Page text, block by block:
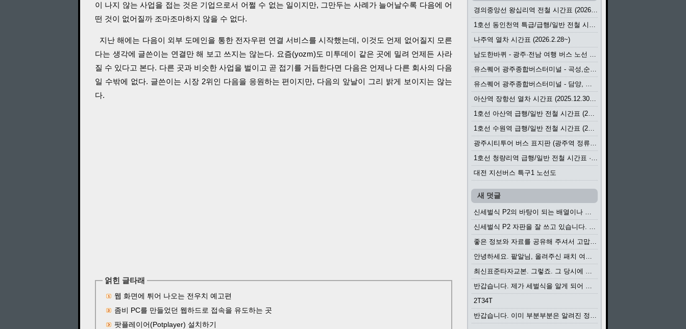
이 나지 않는 사업을 접는 것은 기업으로서 어쩔 수 없는 일이지만, 그만두는 사례가 늘어날수록 다음에 어
떤 것이 없어질까 조마조마하지 않을 수 없다.
지난 해에는 다음이 외부 도메인을 통한 전자우편 연결 서비스를 시작했는데, 이것도 언제 없어질지 모른
다는 생각에 글쓴이는 연결만 해 보고 쓰지는 않는다. 요즘(yozm)도 미투데이 같은 곳에 밀려 언제든 사라
질 수 있다고 본다. 다른 곳과 비슷한 사업을 벌이고 곧 접기를 거듭한다면 다음은 언제나 다른 회사의 다음
일 수밖에 없다. 글쓴이는 시장 2위인 다음을 응원하는 편이지만, 다음의 앞날이 그리 밝게 보이지는 않는
다.
얽힌 글타래
웹 화면에 튀어 나오는 전우치 예고편
좀비 PC를 만들었던 웹하드로 접속을 유도하는 곳
팟플레이어(Potplayer) 설치하기
경의중앙선 왕십리역 전철 시간표 (2026.4.20~)
1호선 동인천역 특급/급행/일반 전철 시간표 (2026.2.28~)
나주역 열차 시간표 (2026.2.28~)
남도한바퀴 - 광주·전남 여행 버스 노선 (2026.3.1~5.31)
유스퀘어 광주종합버스터미널 - 곡성,순천／화순,보성,율포 방면 시외버스 시간표 (2026.1.31)
유스퀘어 광주종합버스터미널 - 담양, 순창, 남원, 무주, 장수, 거창, 대구 방면 시외버스 시간표 (2026...
아산역 장항선 열차 시간표 (2025.12.30 기준) (무궁화호, ITX-마음, 새마을호, 서해금빛열차)
1호선 아산역 급행/일반 전철 시간표 (2025.12.30~)
1호선 수원역 급행/일반 전철 시간표 (2025.12.30~)
광주시티투어 버스 표지판 (광주역 정류장) (2024?)
1호선 청량리역 급행/일반 전철 시간표 · 노선도 (2025.12.30~)
대전 지선버스 특구1 노선도
새 덧글
신세벌식 P2의 바탕이 되는 배열이나 주요 기능...
신세벌식 P2 자판을 잘 쓰고 있습니다. 쓰기 편리...
좋은 정보와 자료를 공유해 주셔서 고맙습니다....
안녕하세요. 팥알님, 올려주신 패치 여러모로 감사...
최신표준타자교본. 그렇죠. 그 당시에 최신 표준...
반갑습니다. 제가 세벌식을 알게 되어 세벌식 써...
2T34T
반갑습니다. 이미 부분부분은 알려진 정보들이...